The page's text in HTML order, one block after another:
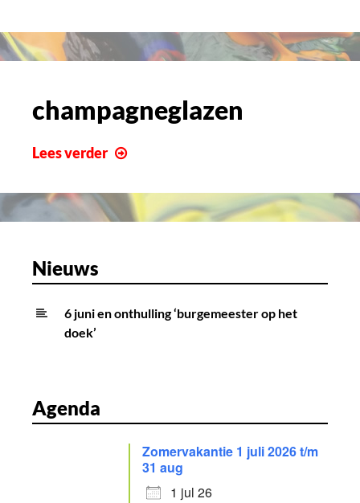
champagneglazen
Lees verder
Nieuws
6 juni en onthulling ‘burgemeester op het
doek’
Agenda
Zomervakantie 1 juli 2026 t/m
31 aug
1 jul 26